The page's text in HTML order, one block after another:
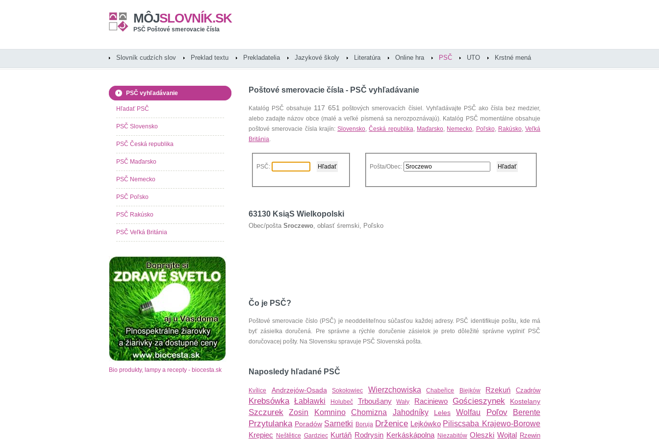
MÔJSLOVNÍK.SK
PSČ Poštové smerovacie čísla
Slovník cudzích slov Preklad textu Prekladatelia Jazykové školy Literatúra Online hra PSČ UTO Krstné mená
Poštové smerovacie čísla - PSČ vyhľadávanie
Katalóg PSČ obsahuje 117 651 poštových smerovacích čísiel. Vyhľadávajte PSČ ako čísla bez medzier,
alebo zadajte názov obce (malé a veľké písmená sa nerozpoznávajú). Katalóg PSČ momentálne obsahuje
poštové smerovacie čísla krajín:Slovensko,Česká republika, Maďarsko, Nemecko, Poľsko, Rakúsko,Veľká
Británia.
PSČ: Pošta/Obec:
63130 KsiąS Wielkopolski
Obec/pošta Sroczewo, oblasť śremski, Poľsko
Čo je PSČ?
Poštové smerovacie číslo (PSČ) je neoddeliteľnou súčasťou každej adresy. PSČ identifikuje poštu, kde má
byť zásielka doručená. Pre správne a rýchle doručenie zásielok je preto dôležité správne vyplniť PSČ
doručovacej pošty. Na Slovensku spravuje PSČ Slovenská pošta.
Naposledy hľadané PSČ
Kvílice Andrzejów-Osada Sokołowiec Wierzchowiska Chabeřice Biejków Rzekuń Czadrów
Krebsówka Łabławki Holubeč Trboušany Wały Raciniewo Gościeszynek Kostelany
Szczurek Zosin Komnino Chomizna Jahodníky Leles Wolfau Poľov Berente
Przytulanka Poradów Sarnetki Boruja Drženice Lejkówko Piliscsaba Krajewo-Borowe
Krępiec
Neštětice Gardziec Kurtáň Rodrysin Kerkáskápolna Niezabitów Oleszki Wojtal Rzewin
PSČ vyhľadávanie
Hľadať PSČ
PSČ Slovensko
PSČ Česká republika
PSČ Maďarsko
PSČ Nemecko
PSČ Poľsko
PSČ Rakúsko
PSČ Veľká Británia
Bio produkty, lampy a recepty - biocesta.sk